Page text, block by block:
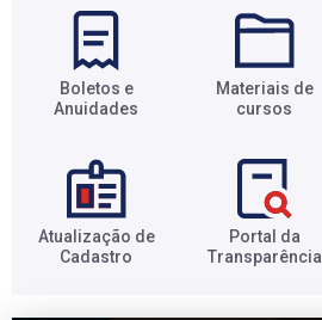
Boletos e
Anuidades​
Materiais de
cursos​
Atualização de
Cadastro​
Portal da
Transparência​